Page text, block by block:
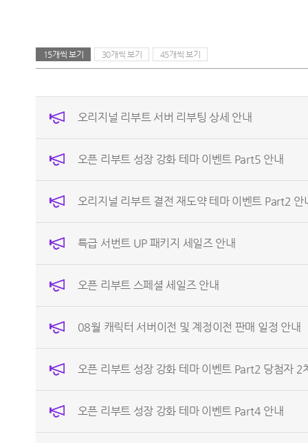
15개씩 보기 30개씩 보기 45개씩 보기
오리지널 리부트 서버 리부팅 상세 안내
오픈 리부트 성장 강화 테마 이벤트 Part5 안내
오리지널 리부트 결전 재도약 테마 이벤트 Part2 안
특급 서번트 UP 패키지 세일즈 안내
오픈 리부트 스페셜 세일즈 안내
08월 캐릭터 서버이전 및 계정이전 판매 일정 안내
오픈 리부트 성장 강화 테마 이벤트 Part2 당첨자 2
오픈 리부트 성장 강화 테마 이벤트 Part4 안내